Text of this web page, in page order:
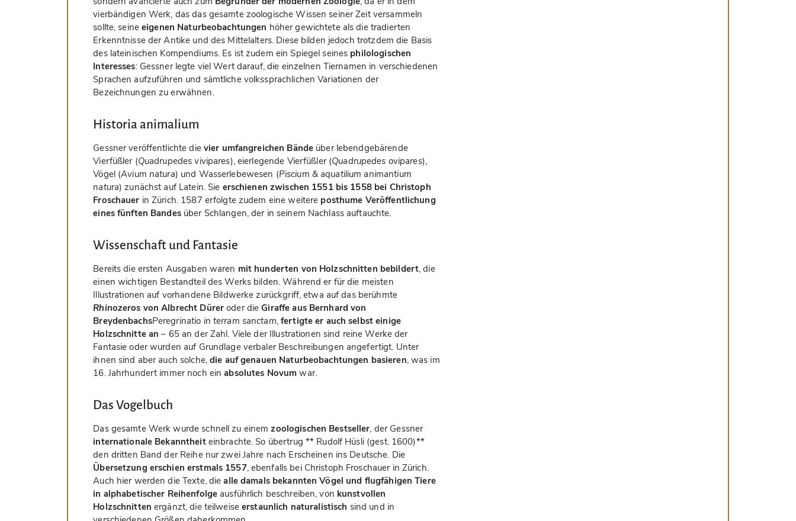
vierbändigen Werk, das das gesamte zoologische Wissen seiner Zeit versammeln
sollte, seineeigenen Naturbeobachtungen höher gewichtete als die tradierten
Erkenntnisse der Antike und des Mittelalters. Diese bilden jedoch trotzdem die Basis
des lateinischen Kompendiums. Es ist zudem ein Spiegel seines philologischen
Interesses: Gessner legte viel Wert darauf, die einzelnen Tiernamen in verschiedenen
Sprachen aufzuführen und sämtliche volkssprachlichen Variationen der
Bezeichnungen zu erwähnen.
Historia animalium
Gessner veröffentlichte die vier umfangreichen Bände über lebendgebärende
Vierfüßler (Quadrupedes vivipares), eierlegende Vierfüßler (Quadrupedes ovipares),
Vögel (Avium natura) und Wasserlebewesen (Piscium & aquatilium animantium
natura) zunächst auf Latein. Sie erschienen zwischen 1551 bis 1558 bei Christoph
Froschauer in Zürich. 1587 erfolgte zudem eine weitere posthume Veröffentlichung
eines fünften Bandesüber Schlangen, der in seinem Nachlass auftauchte.
Wissenschaft und Fantasie
Bereits die ersten Ausgaben waren mit hunderten von Holzschnitten bebildert, die
einen wichtigen Bestandteil des Werks bilden. Während er für die meisten
Illustrationen auf vorhandene Bildwerke zurückgriff, etwa auf das berühmte
Rhinozeros von Albrecht Dürer oder dieGiraffe aus Bernhard von
BreydenbachsPeregrinatio in terram sanctam,fertigte er auch selbst einige
Holzschnitte an – 65 an der Zahl. Viele der Illustrationen sind reine Werke der
Fantasie oder wurden auf Grundlage verbaler Beschreibungen angefertigt. Unter
ihnen sind aber auch solche,die auf genauen Naturbeobachtungen basieren, was im
16. Jahrhundert immer noch einabsolutes Novum war.
Das Vogelbuch
Das gesamte Werk wurde schnell zu einemzoologischen Bestseller, der Gessner
internationale Bekanntheiteinbrachte. So übertrug ** Rudolf Hüsli (gest. 1600)**
den dritten Band der Reihe nur zwei Jahre nach Erscheinen ins Deutsche. Die
Übersetzung erschien erstmals 1557, ebenfalls bei Christoph Froschauer in Zürich.
Auch hier werden die Texte, diealle damals bekannten Vögel und flugfähigen Tiere
in alphabetischer Reihenfolge ausführlich beschreiben, von kunstvollen
Holzschnitten ergänzt, die teilweiseerstaunlich naturalistisch sind und in